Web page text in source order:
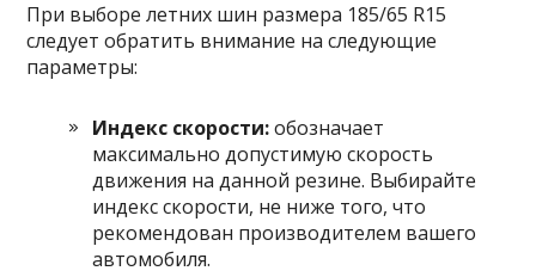
При выборе летних шин размера 185/65 R15
следует обратить внимание на следующие
параметры:
Индекс скорости:обозначает
максимально допустимую скорость
движения на данной резине. Выбирайте
индекс скорости, не ниже того, что
рекомендован производителем вашего
автомобиля.